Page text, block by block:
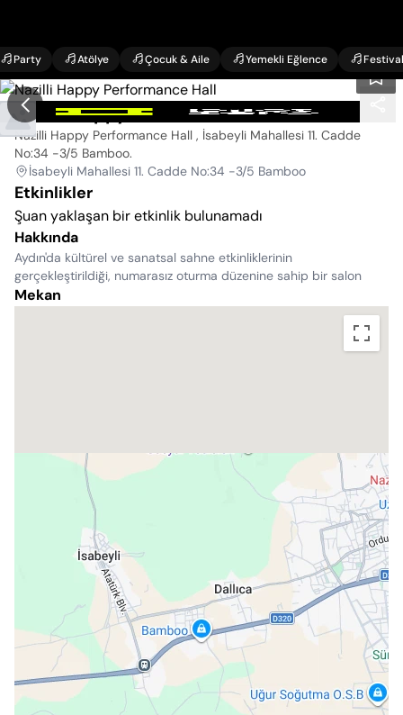
Party Atölye Çocuk & Aile Yemekli Eğlence Festival
Nazilli Happy Performance Hall
Nazilli Happy Performance Hall , İsabeyli Mahallesi 11. Cadde
No:34 -3/5 Bamboo.
İsabeyli Mahallesi 11. Cadde No:34 -3/5 Bamboo
Etkinlikler
Şuan yaklaşan bir etkinlik bulunamadı
Hakkında
Aydın'da kültürel ve sanatsal sahne etkinliklerinin
gerçekleştirildiği, numarasız oturma düzenine sahip bir salon
Mekan